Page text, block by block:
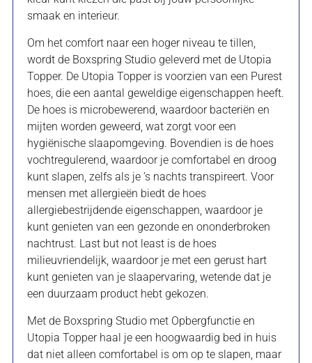
smaak en interieur.
Om het comfort naar een hoger niveau te tillen,
wordt de Boxspring Studio geleverd met de Utopia
Topper. De Utopia Topper is voorzien van een Purest
hoes, die een aantal geweldige eigenschappen heeft.
De hoes is microbewerend, waardoor bacteriën en
mijten worden geweerd, wat zorgt voor een
hygiënische slaapomgeving. Bovendien is de hoes
vochtregulerend, waardoor je comfortabel en droog
kunt slapen, zelfs als je ’s nachts transpireert. Voor
mensen met allergieën biedt de hoes
allergiebestrijdende eigenschappen, waardoor je
kunt genieten van een gezonde en ononderbroken
nachtrust. Last but not least is de hoes
milieuvriendelijk, waardoor je met een gerust hart
kunt genieten van je slaapervaring, wetende dat je
een duurzaam product hebt gekozen.
Met de Boxspring Studio met Opbergfunctie en
Utopia Topper haal je een hoogwaardig bed in huis
dat niet alleen comfortabel is om op te slapen, maar